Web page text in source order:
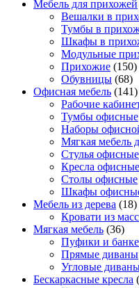
Мебель для прихожей
Вешалки в
Тумбы в
Шкафы в
Модульные
Прихожие (150)
Обувницы (68)
Офисная мебель (141)
Рабочие
Тумбы офисные
Наборы
Мягкая мебель
Стулья офисные
Кресла офисные
Столы офисные
Шкафы
Мебель из дерева (18)
Кровати из
Мягкая мебель (36)
Пуфики и
Прямые диваны
Угловые
Бескаркасные кресла